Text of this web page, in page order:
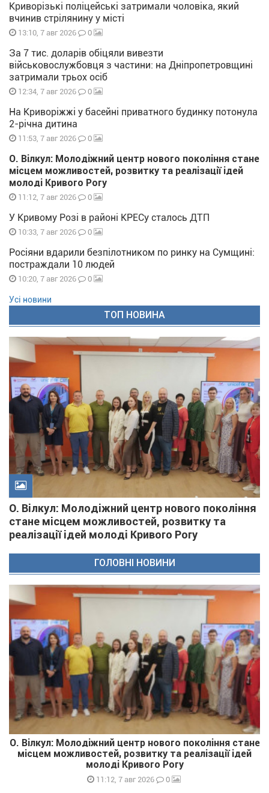
Криворізькі поліцейські затримали чоловіка, який
вчинив стрілянину у місті
13:10, 7 авг 2026 0
За 7 тис. доларів обіцяли вивезти
військовослужбовця з частини: на Дніпропетровщині
затримали трьох осіб
12:34, 7 авг 2026 0
На Криворіжжі у басейні приватного будинку потонула
2-річна дитина
11:53, 7 авг 2026 0
О. Вілкул: Молодіжний центр нового покоління стане
місцем можливостей, розвитку та реалізації ідей
молоді Кривого Рогу
11:12, 7 авг 2026 0
У Кривому Розі в районі КРЕСу сталось ДТП
10:33, 7 авг 2026 0
Росіяни вдарили безпілотником по ринку на Сумщині:
постраждали 10 людей
10:20, 7 авг 2026 0
Усі новини
ТОП НОВИНА
О. Вілкул: Молодіжний центр нового покоління
стане місцем можливостей, розвитку та
реалізації ідей молоді Кривого Рогу
ГОЛОВНІ НОВИНИ
О. Вілкул: Молодіжний центр нового покоління стане
місцем можливостей, розвитку та реалізації ідей
молоді Кривого Рогу
11:12, 7 авг 2026 0